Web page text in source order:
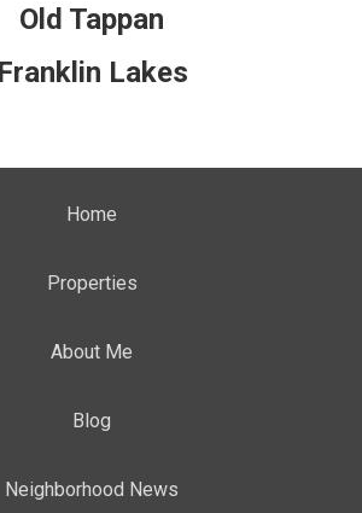
Old Tappan
Franklin Lakes
Home
Properties
About Me
Blog
Neighborhood News